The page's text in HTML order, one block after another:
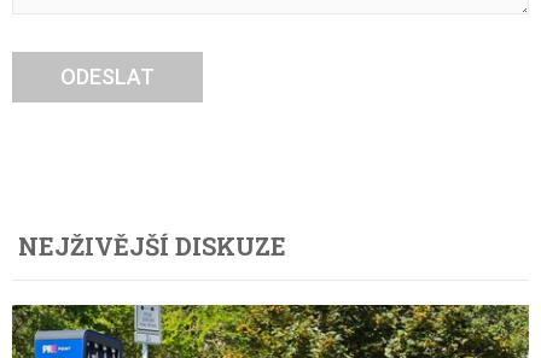
ODESLAT
NEJŽIVĚJŠÍ DISKUZE